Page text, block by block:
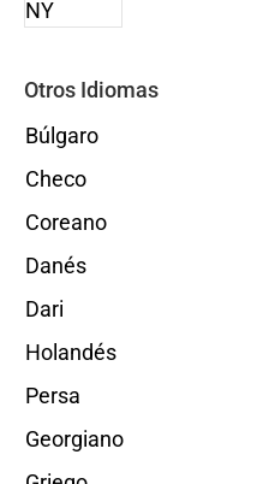
Otros Idiomas
Búlgaro
Checo
Coreano
Danés
Dari
Holandés
Persa
Georgiano